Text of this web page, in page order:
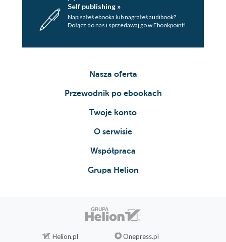
Self publishing »
Napisałeś ebooka lub nagrałeś audibook?
Dołącz do nas i sprzedawaj go w Ebookpoint!
Nasza oferta
Przewodnik po ebookach
Twoje konto
O serwisie
Współpraca
Grupa Helion
Helion.pl
Onepress.pl